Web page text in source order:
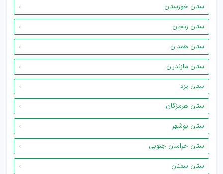
استان خوزستان
استان زنجان
استان همدان
استان مازندران
استان یزد
استان هرمزگان
استان بوشهر
استان خراسان جنوبی
استان سمنان